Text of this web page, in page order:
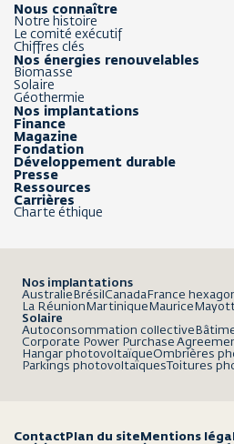
Nous connaître
Notre histoire
Le comité exécutif
Chiffres clés
Nos énergies renouvelables
Biomasse
Solaire
Géothermie
Nos implantations
Finance
Magazine
Fondation
Développement durable
Presse
Ressources
Carrières
Charte éthique
Nos implantations
Australie Brésil Canada France
La Réunion Martinique Maurice
Solaire
Autoconsommation collective
Corporate Power Purchase
Hangar photovoltaïqueOmbrières
Parkings photovoltaïques Toitures
ContactPlan du siteMentions